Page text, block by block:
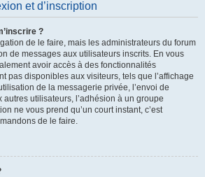
et d’inscription
?
de le faire, mais les administrateurs du forum
de messages aux utilisateurs inscrits. En vous
avoir accès à des fonctionnalités
pas disponibles aux visiteurs, tels que l’affichage
de la messagerie privée, l’envoi de
utilisateurs, l’adhésion à un groupe
ne vous prend qu’un court instant, c’est
de le faire.